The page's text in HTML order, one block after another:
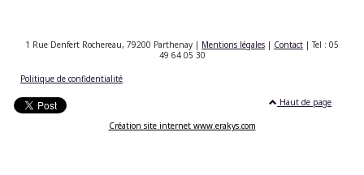
1 Rue Denfert Rochereau, 79200 Parthenay | Mentions légales | Contact | Tel : 05
49 64 05 30
Politique de confidentialité
Haut de page
Création site internet www.erakys.com